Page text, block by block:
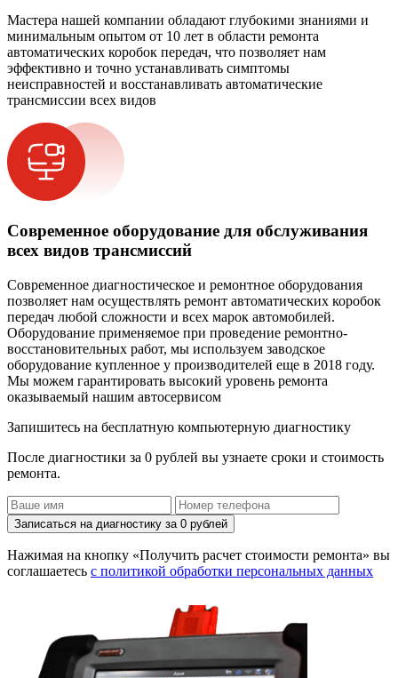
Мастера нашей компании обладают глубокими знаниями и
минимальным опытом от 10 лет в области ремонта
автоматических коробок передач, что позволяет нам
эффективно и точно устанавливать симптомы
неисправностей и восстанавливать автоматические
трансмиссии всех видов
Современное оборудование для обслуживания
всех видов трансмиссий
Современное диагностическое и ремонтное оборудования
позволяет нам осуществлять ремонт автоматических коробок
передач любой сложности и всех марок автомобилей.
Оборудование применяемое при проведение ремонтно-
восстановительных работ, мы используем заводское
оборудование купленное у производителей еще в 2018 году.
Мы можем гарантировать высокий уровень ремонта
оказываемый нашим автосервисом
Запишитесь на бесплатную компьютерную диагностику
После диагностики за 0 рублей вы узнаете сроки и стоимость
ремонта.
Записаться на диагностику за 0 рублей
Нажимая на кнопку «Получить расчет стоимости ремонта» вы
соглашаетесь с политикой обработки персональных данных